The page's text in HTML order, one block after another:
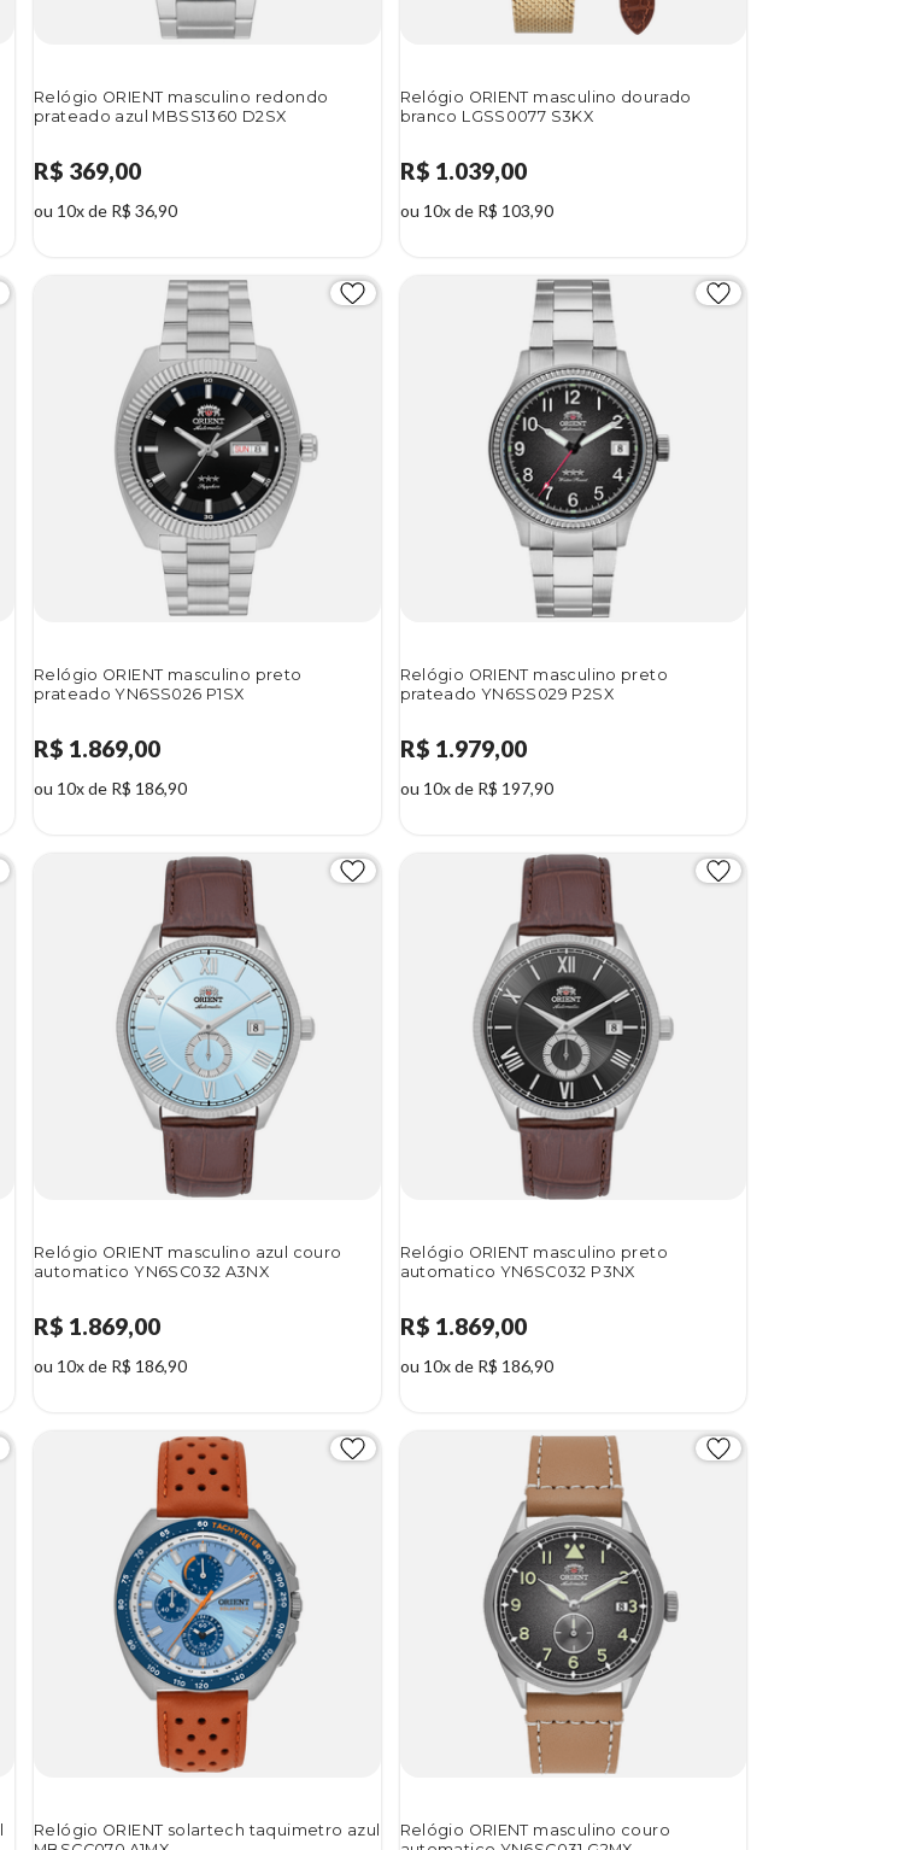
Relógio ORIENT masculino redondo
prateado azul MBSS1360 D2SX
R$ 369,00
ou 10x de R$ 36,90
Relógio ORIENT masculino dourado
branco LGSS0077 S3KX
R$ 1.039,00
ou 10x de R$ 103,90
Relógio ORIENT masculino preto
prateado YN6SS026 P1SX
R$ 1.869,00
ou 10x de R$ 186,90
Relógio ORIENT masculino preto
prateado YN6SS029 P2SX
R$ 1.979,00
ou 10x de R$ 197,90
Relógio ORIENT masculino azul couro
automatico YN6SC032 A3NX
R$ 1.869,00
ou 10x de R$ 186,90
Relógio ORIENT masculino preto
automatico YN6SC032 P3NX
R$ 1.869,00
ou 10x de R$ 186,90
Relógio ORIENT solartech taquimetro azul
Relógio ORIENT masculino couro